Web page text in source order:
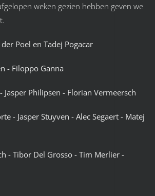
weken gezien hebben geven we
Poel en Tadej Pogacar
- Filoppo Ganna
Philipsen - Florian Vermeersch
- Jasper Stuyven - Alec Segaert - Matej
- Tibor Del Grosso - Tim Merlier -